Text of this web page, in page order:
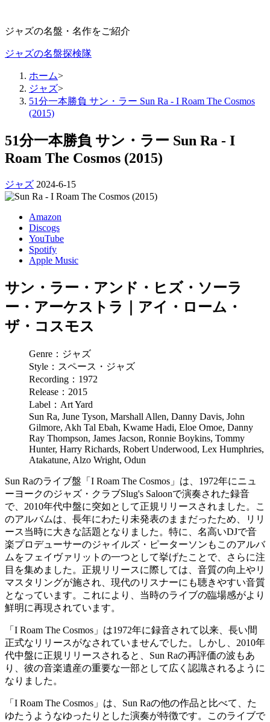
ジャズの名盤・名作をご紹介
ジャズの名盤探検隊
ホーム>
ジャズ>
51分一本勝負 サン・ラー Sun Ra - I Roam The Cosmos
(2015)
51分一本勝負 サン・ラー Sun Ra - I
Roam The Cosmos (2015)
ジャズ 2024-6-15
Amazon
Discogs
YouTube
Spotify
Apple Music
サン・ラー・アンド・ヒズ・ソーラ
ー・アーケストラ｜アイ・ローム・
ザ・コスモス
Genre：ジャズ
Style：スペース・ジャズ
Recording：1972
Release：2015
Label：Art Yard
Sun Ra, June Tyson, Marshall Allen, Danny Davis, John
Gilmore, Akh Tal Ebah, Kwame Hadi, Eloe Omoe, Danny
Ray Thompson, James Jacson, Ronnie Boykins, Tommy
Hunter, Harry Richards, Robert Underwood, Lex Humphries,
Atakatune, Alzo Wright, Odun
Sun Raのライブ盤「I Roam The Cosmos」は、1972年にニュ
ーヨークのジャズ・クラブSlug's Saloonで演奏された録音
で、2010年代中盤に突如として正規リリースされました。こ
のアルバムは、長年にわたり未発表のままだったため、リリ
ース当時に大きな話題となりました。特に、名高いDJで音
楽プロデューサーのジャイルズ・ピーターソンもこのアルバ
ムをフェイヴァリットの一つとして挙げたことで、さらに注
目を集めました。正規リリースに際しては、音質の向上やリ
マスタリングが施され、現代のリスナーにも聴きやすい音質
となっています。これにより、当時のライブの臨場感がより
鮮明に再現されています。
「I Roam The Cosmos」は1972年に録音されて以来、長い間
正式なリリースがなされていませんでした。しかし、2010年
代中盤に正規リリースされると、Sun Raの再評価の波もあ
り、彼の音楽遺産の重要な一部として広く認識されるように
なりました。
「I Roam The Cosmos」は、Sun Raの他の作品と比べて、た
ゆたうようなゆったりとした演奏が特徴です。このライブで